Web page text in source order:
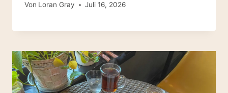
Von Loran Gray Juli 16, 2026